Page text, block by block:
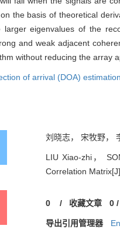
the basis of theoretical
larger eigenvalues of the
and weak adjacent
without reducing the array
of arrival (DOA)
刘晓志， 宋牧野，
LIU Xiao-zhi，
Correlation
0 / 收藏文章 0
导出引用管理器